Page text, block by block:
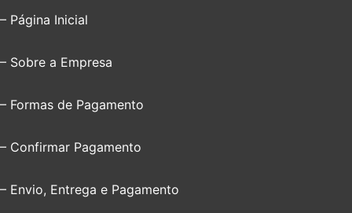
– Página Inicial
– Sobre a Empresa
– Formas de Pagamento
– Confirmar Pagamento
– Envio, Entrega e Pagamento